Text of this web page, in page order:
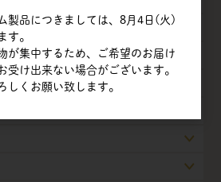
製品につきましては、8月4日(火)
す。
が集中するため、ご希望のお届け
受け出来ない場合がございます。
しくお願い致します。